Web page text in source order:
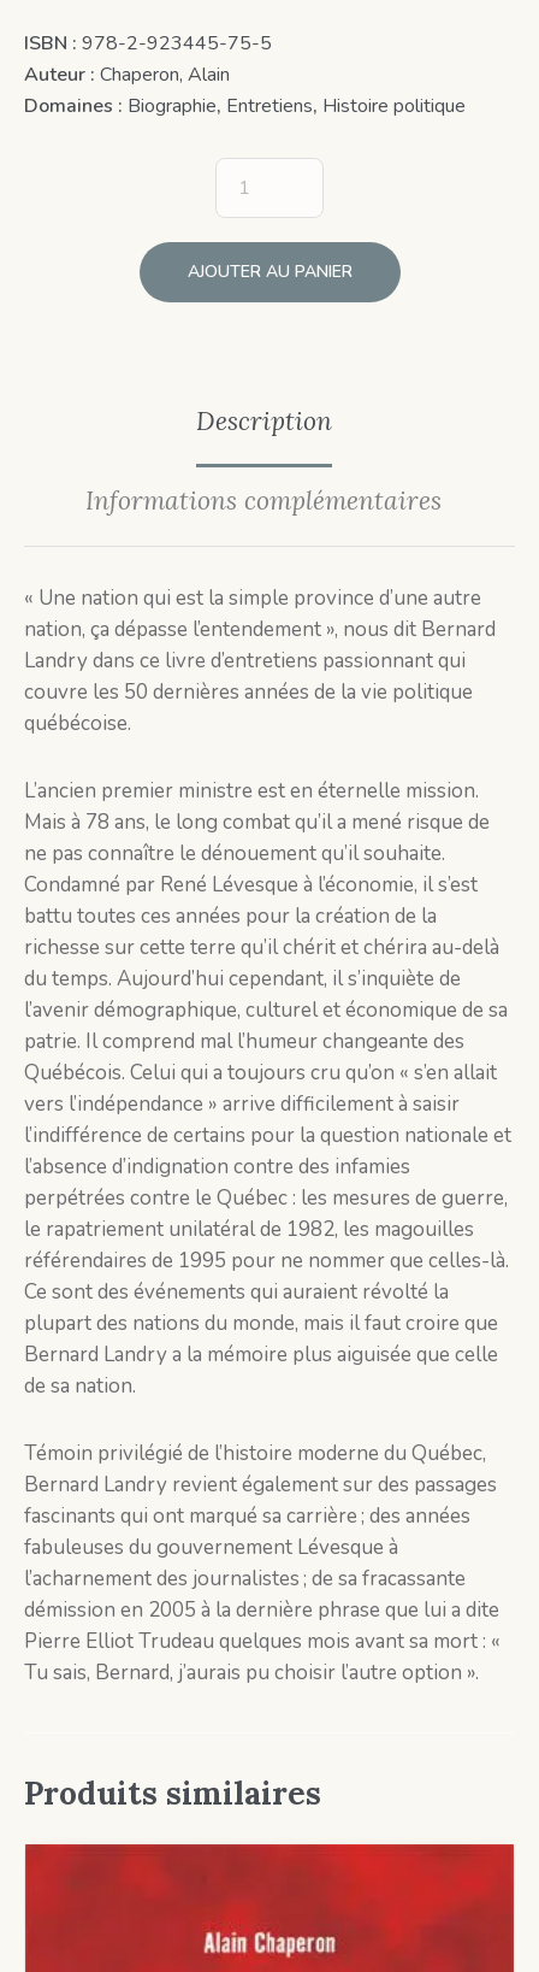
ISBN : 978-2-923445-75-5
Auteur : Chaperon, Alain
Domaines : Biographie, Entretiens, Histoire politique
AJOUTER AU PANIER
Description
Informations complémentaires
« Une nation qui est la simple province d’une autre
nation, ça dépasse l’entendement », nous dit Bernard
Landry dans ce livre d’entretiens passionnant qui
couvre les 50 dernières années de la vie politique
québécoise.
L’ancien premier ministre est en éternelle mission.
Mais à 78 ans, le long combat qu’il a mené risque de
ne pas connaître le dénouement qu’il souhaite.
Condamné par René Lévesque à l’économie, il s’est
battu toutes ces années pour la création de la
richesse sur cette terre qu’il chérit et chérira au-delà
du temps. Aujourd’hui cependant, il s’inquiète de
l’avenir démographique, culturel et économique de sa
patrie. Il comprend mal l’humeur changeante des
Québécois. Celui qui a toujours cru qu’on « s’en allait
vers l’indépendance » arrive difficilement à saisir
l’indifférence de certains pour la question nationale et
l’absence d’indignation contre des infamies
perpétrées contre le Québec : les mesures de guerre,
le rapatriement unilatéral de 1982, les magouilles
référendaires de 1995 pour ne nommer que celles-là.
Ce sont des événements qui auraient révolté la
plupart des nations du monde, mais il faut croire que
Bernard Landry a la mémoire plus aiguisée que celle
de sa nation.
Témoin privilégié de l’histoire moderne du Québec,
Bernard Landry revient également sur des passages
fascinants qui ont marqué sa carrière ; des années
fabuleuses du gouvernement Lévesque à
l’acharnement des journalistes ; de sa fracassante
démission en 2005 à la dernière phrase que lui a dite
Pierre Elliot Trudeau quelques mois avant sa mort : «
Tu sais, Bernard, j’aurais pu choisir l’autre option ».
Produits similaires